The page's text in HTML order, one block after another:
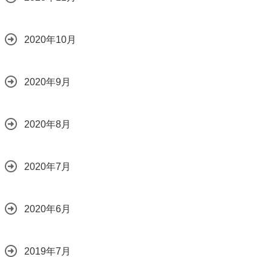
2020年10月
2020年9月
2020年8月
2020年7月
2020年6月
2019年7月